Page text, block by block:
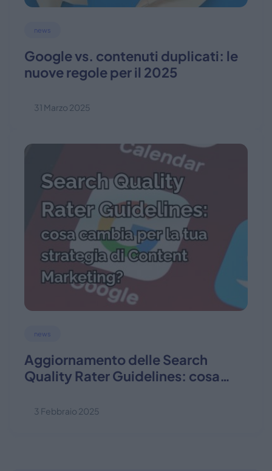
news
Google vs. contenuti duplicati: le
nuove regole per il 2025
31 Marzo 2025
news
Aggiornamento delle Search
Quality Rater Guidelines: cosa
content marketing?
3 Febbraio 2025